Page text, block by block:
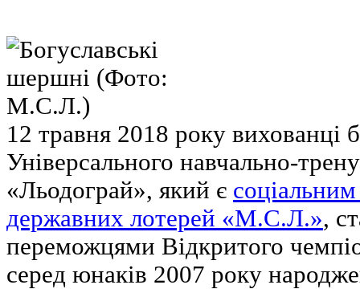
12 травня 2018 року вихованці
Універсального навчально-
«Льодограй», який є
державних лотерей «М.С.Л.»,
переможцями Відкритого
серед юнаків 2007 року